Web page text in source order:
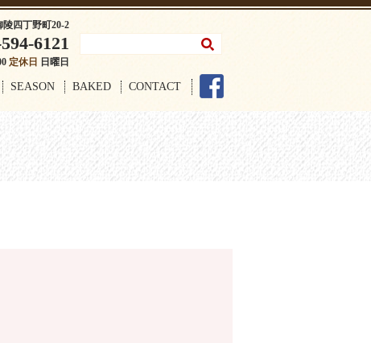
陵四丁野町20-2
6121
定休日 日曜日
SEASON BAKED CONTACT